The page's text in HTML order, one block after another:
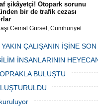
şikâyetçi! Otopark sorunu
bir de trafik cezası
Cemal Gürsel, Cumhuriyet
esnaf ve alışverişe gelen
park cezaları yüzünden
bezdi.
ÇALIŞANIN İŞİNE
İNSANLARININ
BULUŞTU